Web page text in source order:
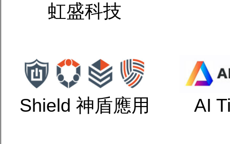
虹盛科技
Shield 神盾應用 AI